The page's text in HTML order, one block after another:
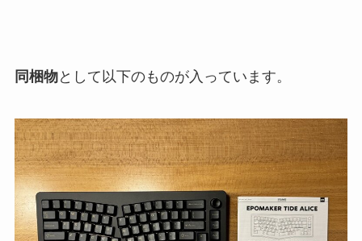
同梱物として以下のものが入っています。